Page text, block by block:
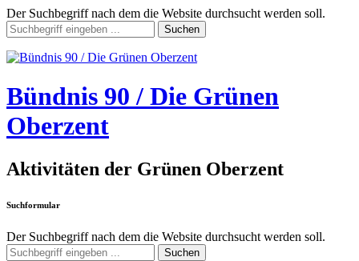
Der Suchbegriff nach dem die Website durchsucht werden soll.
Suchen
Bündnis 90 / Die Grünen
Oberzent
Aktivitäten der Grünen Oberzent
Suchformular
Der Suchbegriff nach dem die Website durchsucht werden soll.
Suchen